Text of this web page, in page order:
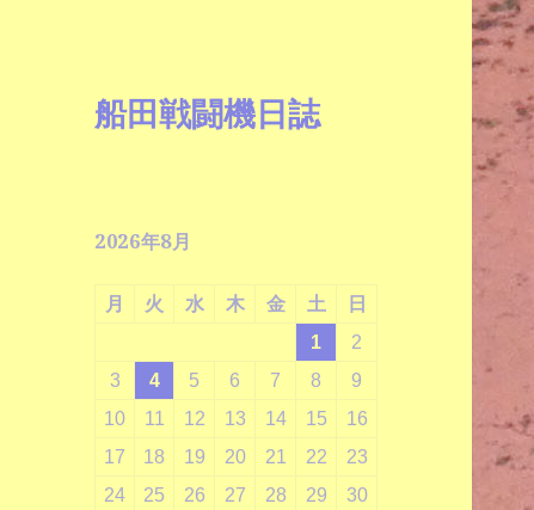
船田戦闘機日誌
2026年8月
月 火 水 木 金 土
日
1
2
3
4 5 6 7 8
9
10
11 12 13 14 15
16
17
18 19 20 21 22
23
24
25 26 27 28 29
30